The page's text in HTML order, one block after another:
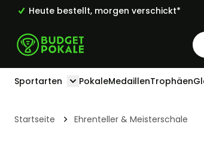
Heute bestellt, morgen verschickt*
Sportarten Toggle submenu for
PokaleMedaillenTrophäen
Startseite Ehrenteller & Meisterschale